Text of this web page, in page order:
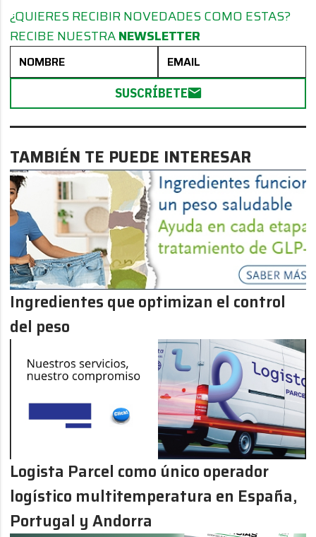
¿QUIERES RECIBIR NOVEDADES COMO ESTAS?
RECIBE NUESTRANEWSLETTER
SUSCRÍBETE
TAMBIÉN TE PUEDE INTERESAR
Ingredientes que optimizan el control
del peso
Logista Parcel como único operador
logístico multitemperatura en España,
Portugal y Andorra